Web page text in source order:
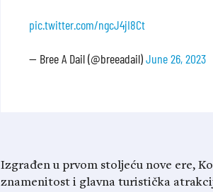
pic.twitter.com/ngcJ4jI8Ct
— Bree A Dail (@breeadail)June 26, 2023
Izgrađen u prvom stoljeću nove ere,
znamenitost i glavna turistička